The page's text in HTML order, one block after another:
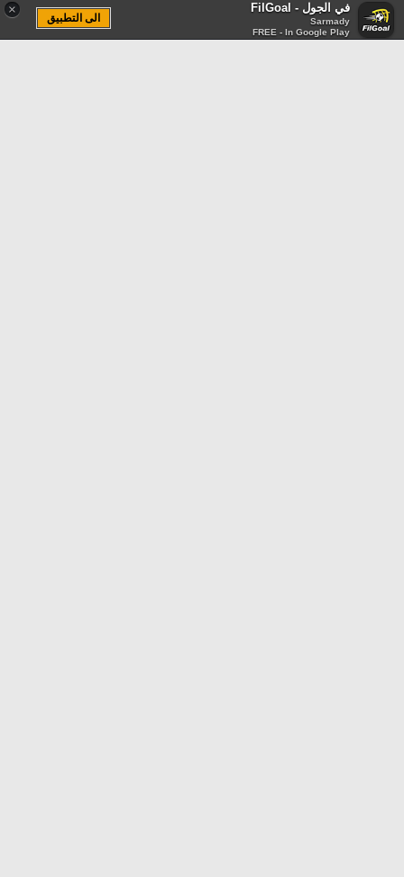
× في الجول - FilGoal
Sarmady
FREE - In Google Play
الى التطبيق